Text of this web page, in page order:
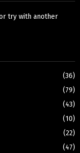
try with another
(36)
(79)
(43)
(10)
(22)
(47)